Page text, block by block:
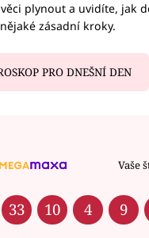
plynout a uvidíte, jak
zásadní kroky.
PRO DNEŠNÍ DEN
Vaše
33 10 4 9